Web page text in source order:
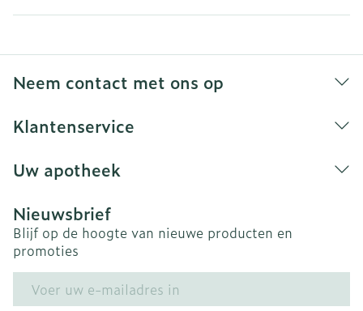
Neem contact met ons op
Klantenservice
Uw apotheek
Nieuwsbrief
Blijf op de hoogte van nieuwe producten en
promoties